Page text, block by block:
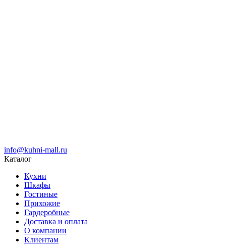
info@kuhni-mall.ru
Каталог
Кухни
Шкафы
Гостиные
Прихожие
Гардеробные
Доставка и оплата
О компании
Клиентам